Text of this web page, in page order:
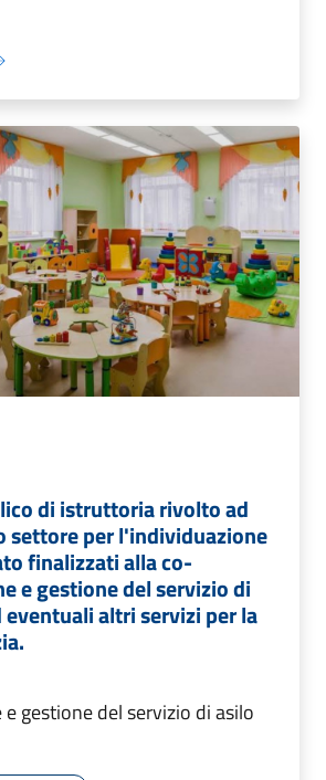
di istruttoria rivolto ad
settore per l'individuazione
finalizzati alla co-
e gestione del servizio di
altri servizi per la
gestione del servizio di asilo